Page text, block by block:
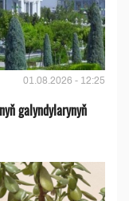
01.08.2026 - 12:25
galyndylarynyň